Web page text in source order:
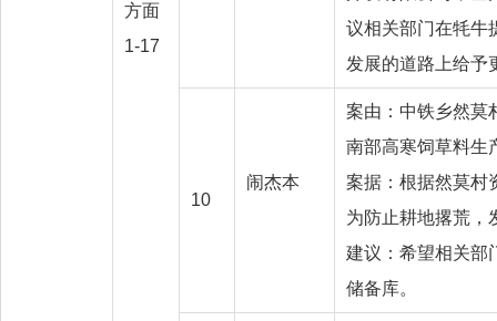
方面
1-17
议相关部门在牦牛
发展的道路上给予
10
闹杰本
案由：中铁乡然莫
南部高寒饲草料
案据：根据然莫村
为防止耕地撂荒
建议：希望相关部
储备库。